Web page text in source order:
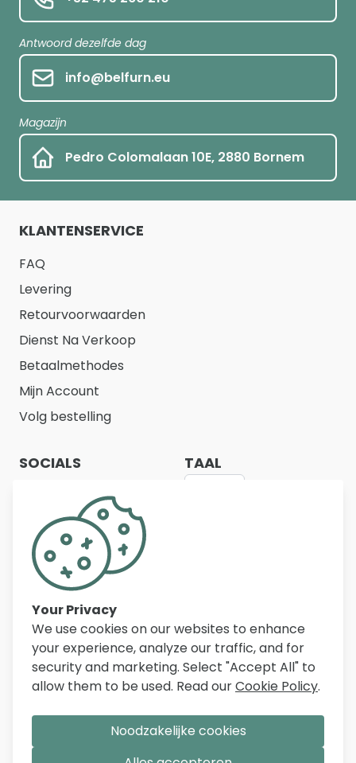
Your Privacy
We use cookies on our websites to enhance
your experience, analyze our traffic, and for
security and marketing. Select "Accept All" to
allow them to be used. Read ourCookie Policy.
Noodzakelijke cookies
Antwoord dezelfde dag
info@belfurn.eu
Magazijn
Pedro Colomalaan 10E, 2880 Bornem
KLANTENSERVICE
FAQ
Levering
Retourvoorwaarden
Dienst Na Verkoop
Betaalmethodes
Mijn Account
Volg bestelling
SOCIALS TAAL
Belfurn biedt een ruim assortiment
kwaliteitsmeubelen voor woonkamer, eetkamer,
slaapkamer, bureau en inkomhal. Met duizenden
artikelen, scherpe prijzen en persoonlijke service
helpen wij dagelijks klanten in België, Nederland en
Frankrijk bij het inrichten van hun woning.